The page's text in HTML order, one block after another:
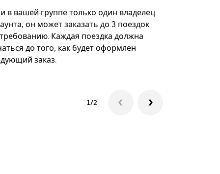
в вашей группе только один владелец
он может заказать до 3 поездок
Каждая поездка должна
до того, как будет оформлен
заказ.
1/2